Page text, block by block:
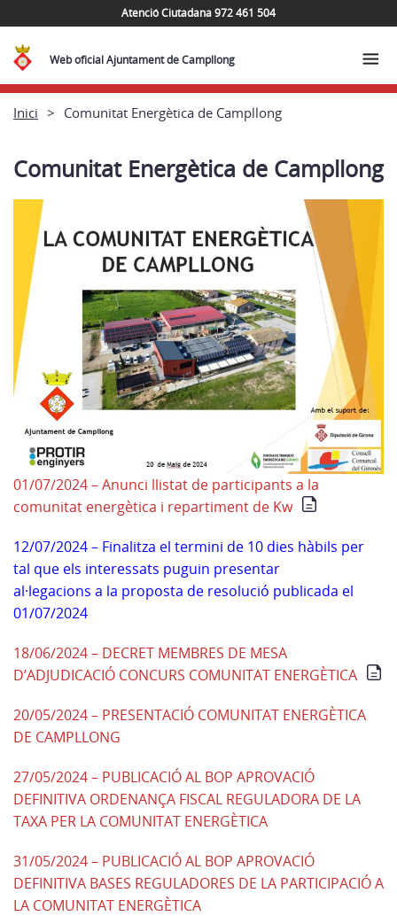
Atenció Ciutadana 972 461 504
Web oficial Ajuntament de Campllong
Inici Comunitat Energètica de Campllong
Comunitat Energètica de Campllong
01/07/2024 – Anunci llistat de participants a la
comunitat energètica i repartiment de Kw
12/07/2024 – Finalitza el termini de 10 dies hàbils per
tal que els interessats puguin presentar
al·legacions a la proposta de resolució publicada el
01/07/2024
18/06/2024 – DECRET MEMBRES DE MESA
D’ADJUDICACIÓ CONCURS COMUNITAT ENERGÈTICA
20/05/2024 – PRESENTACIÓ COMUNITAT ENERGÈTICA
DE CAMPLLONG
27/05/2024 – PUBLICACIÓ AL BOP APROVACIÓ
DEFINITIVA ORDENANÇA FISCAL REGULADORA DE LA
TAXA PER LA COMUNITAT ENERGÈTICA
31/05/2024 – PUBLICACIÓ AL BOP APROVACIÓ
DEFINITIVA BASES REGULADORES DE LA PARTICIPACIÓ A
LA COMUNITAT ENERGÈTICA